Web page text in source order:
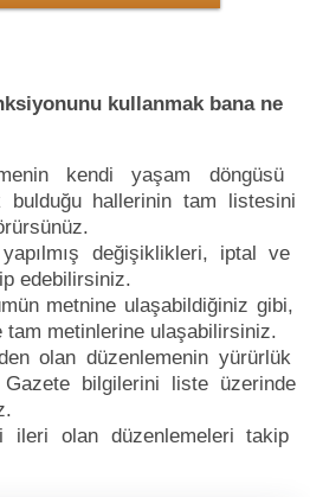
kullanmak bana ne
kendi yaşam döngüsü
bulduğu hallerinin tam listesini
değişiklikleri, iptal ve
edebilirsiniz.
metnine ulaşabildiğiniz gibi,
tam metinlerine ulaşabilirsiniz.
olan düzenlemenin yürürlük
bilgilerini liste üzerinde
ileri olan düzenlemeleri takip